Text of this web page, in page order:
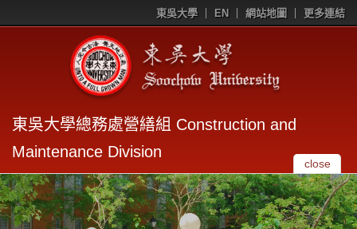
東吳大學 EN 網站地圖 更多連結
東吳大學總務處營繕組 Construction and
Maintenance Division
close